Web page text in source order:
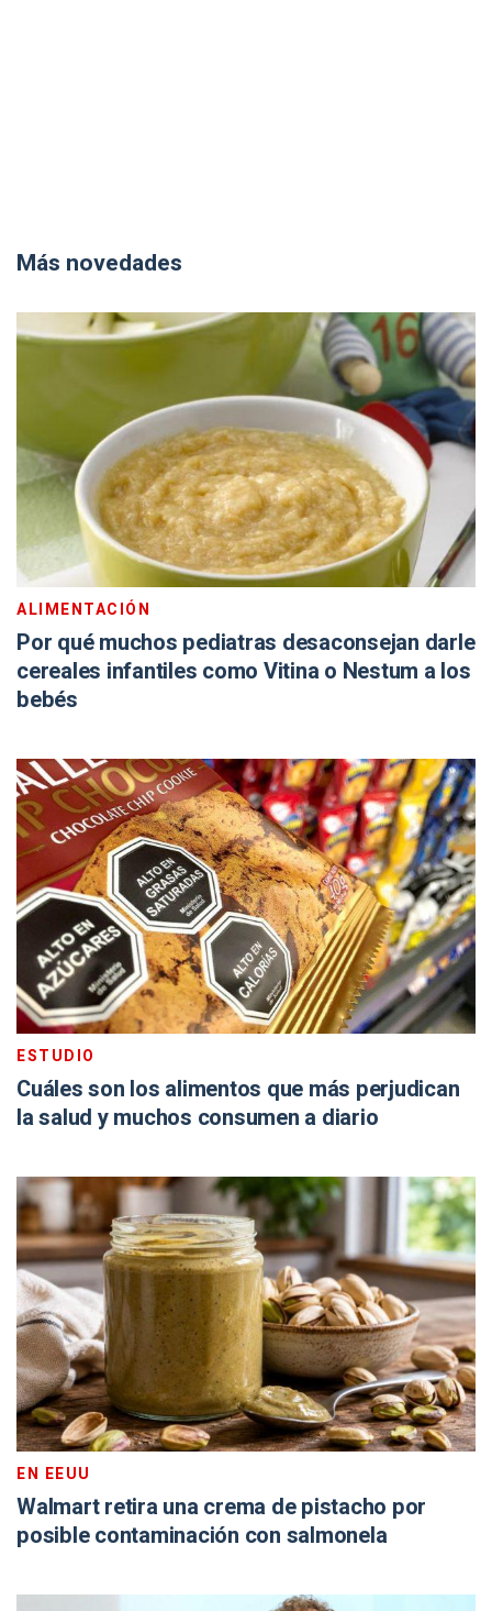
Más novedades
ALIMENTACIÓN
Por qué muchos pediatras desaconsejan darle
cereales infantiles como Vitina o Nestum a los
bebés
ESTUDIO
Cuáles son los alimentos que más perjudican
la salud y muchos consumen a diario
EN EEUU
Walmart retira una crema de pistacho por
posible contaminación con salmonela